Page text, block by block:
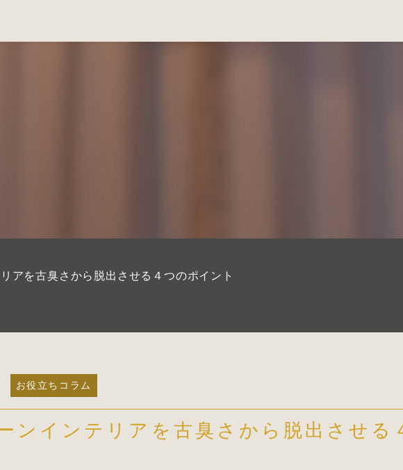
アを古臭さから脱出させる４つのポイント
お役立ちコラム
ンインテリアを古臭さから脱出させる